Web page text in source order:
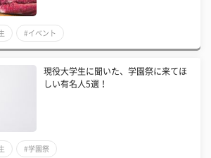
#イベント
現役大学生に聞いた、学園祭に来てほ
しい有名人5選！
#学園祭